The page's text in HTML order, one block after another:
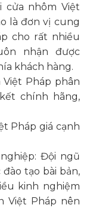
cửa nhôm Việt
là đơn vị cung
cho rất nhiều
nhận được
khách hàng.
Việt Pháp phân
chính hãng,
Pháp giá cạnh
Đội ngũ
tạo bài bản,
kinh nghiệm
Việt Pháp nên